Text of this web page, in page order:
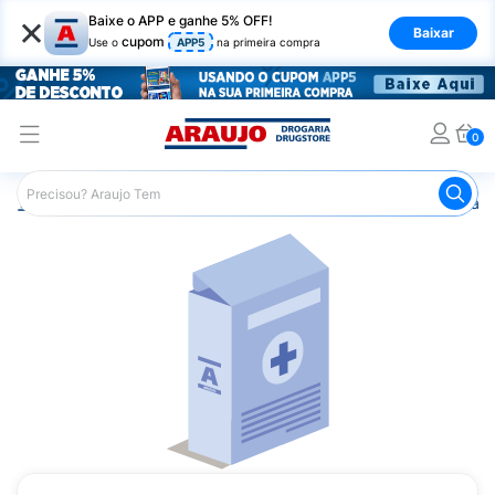
× Baixe o APP e ganhe 5% OFF!
Use o cupom APP5 na primeira compra
Baixar
0
Araujo Medicamentos Remédio para o Sistema